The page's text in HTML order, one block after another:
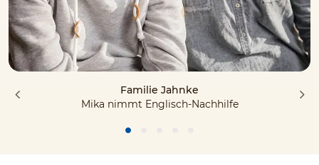
Familie Jahnke
Mika nimmt Englisch-Nachhilfe